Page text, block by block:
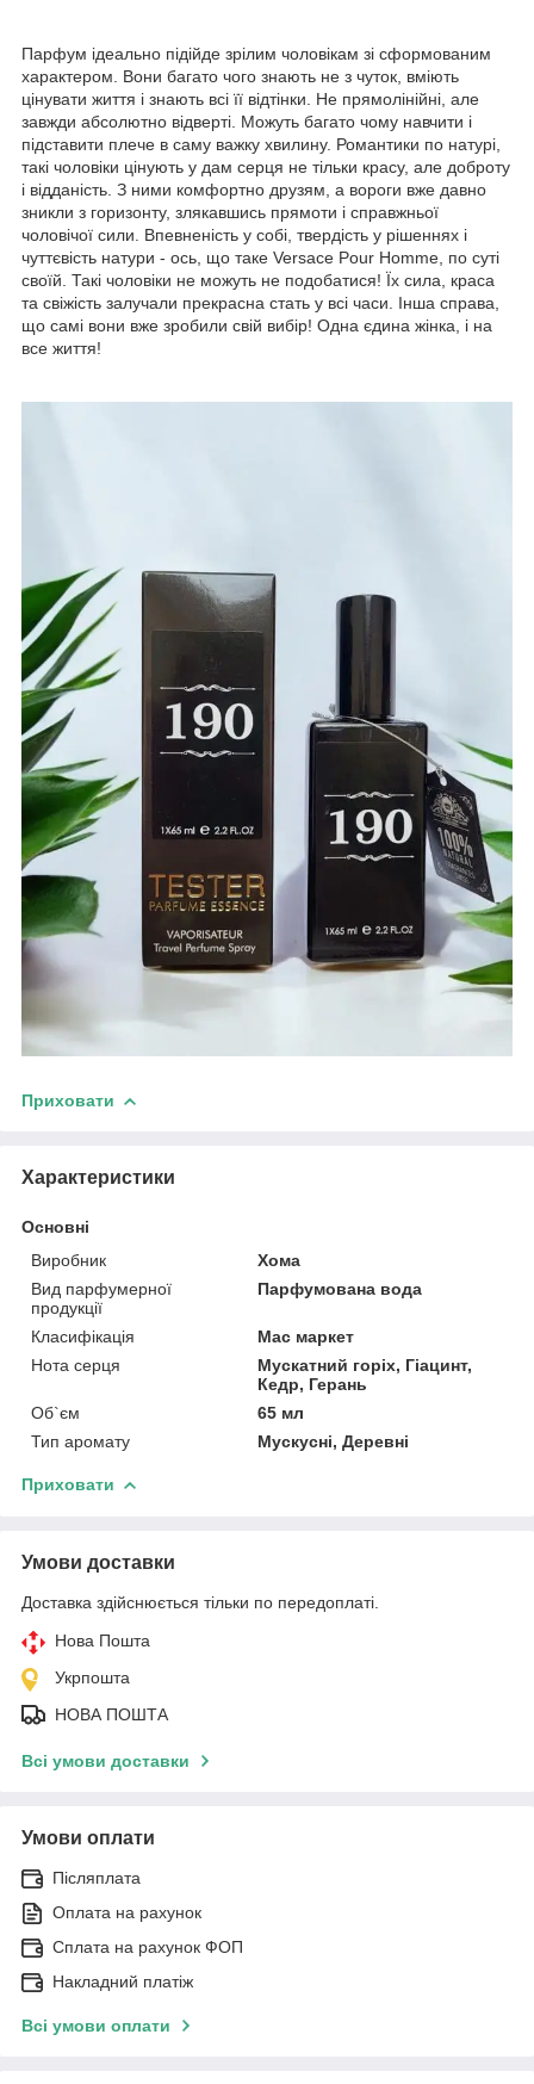
Парфум ідеально підійде зрілим чоловікам зі сформованим
характером. Вони багато чого знають не з чуток, вміють
цінувати життя і знають всі її відтінки. Не прямолінійні, але
завжди абсолютно відверті. Можуть багато чому навчити і
підставити плече в саму важку хвилину. Романтики по натурі,
такі чоловіки цінують у дам серця не тільки красу, але доброту
і відданість. З ними комфортно друзям, а вороги вже давно
зникли з горизонту, злякавшись прямоти і справжньої
чоловічої сили. Впевненість у собі, твердість у рішеннях і
чуттєвість натури - ось, що таке Versace Pour Homme, по суті
своїй. Такі чоловіки не можуть не подобатися! Їх сила, краса
та свіжість залучали прекрасна стать у всі часи. Інша справа,
що самі вони вже зробили свій вибір! Одна єдина жінка, і на
все життя!
Приховати
Характеристики
Основні
Виробник
Хома
Вид парфумерної
продукції
Парфумована вода
Класифікація
Мас маркет
Нота серця
Мускатний горіх, Гіацинт,
Кедр, Герань
Об`єм
65 мл
Тип аромату
Мускусні, Деревні
Приховати
Умови доставки
Доставка здійснюється тільки по передоплаті.
Нова Пошта
Укрпошта
НОВА ПОШТА
Всі умови доставки
Умови оплати
Післяплата
Оплата на рахунок
Сплата на рахунок ФОП
Накладний платіж
Всі умови оплати